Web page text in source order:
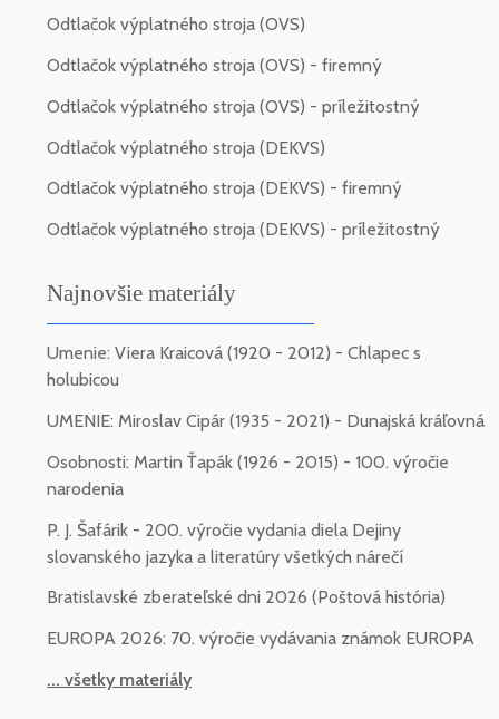
Odtlačok výplatného stroja (OVS)
Odtlačok výplatného stroja (OVS) - firemný
Odtlačok výplatného stroja (OVS) - príležitostný
Odtlačok výplatného stroja (DEKVS)
Odtlačok výplatného stroja (DEKVS) - firemný
Odtlačok výplatného stroja (DEKVS) - príležitostný
Najnovšie materiály
Umenie: Viera Kraicová (1920 - 2012) - Chlapec s
holubicou
UMENIE: Miroslav Cipár (1935 - 2021) - Dunajská kráľovná
Osobnosti: Martin Ťapák (1926 - 2015) - 100. výročie
narodenia
P. J. Šafárik - 200. výročie vydania diela Dejiny
slovanského jazyka a literatúry všetkých nárečí
Bratislavské zberateľské dni 2026 (Poštová história)
EUROPA 2026: 70. výročie vydávania známok EUROPA
... všetky materiály